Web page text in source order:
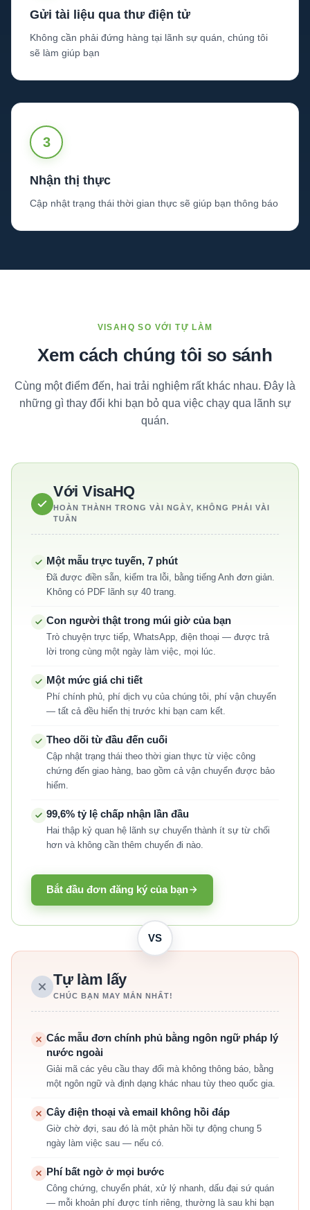
Gửi tài liệu qua thư điện tử
Không cần phải đứng hàng tại lãnh sự quán, chúng tôi
sẽ làm giúp bạn
3
Nhận thị thực
Cập nhật trạng thái thời gian thực sẽ giúp bạn thông báo
VISAHQ SO VỚI TỰ LÀM
Xem cách chúng tôi so sánh
Cùng một điểm đến, hai trải nghiệm rất khác nhau. Đây là
những gì thay đổi khi bạn bỏ qua việc chạy qua lãnh sự
quán.
Với VisaHQ
HOÀN THÀNH TRONG VÀI NGÀY, KHÔNG PHẢI VÀI
TUẦN
Một mẫu trực tuyến, 7 phút
Đã được điền sẵn, kiểm tra lỗi, bằng tiếng Anh đơn giản.
Không có PDF lãnh sự 40 trang.
Con người thật trong múi giờ của bạn
Trò chuyện trực tiếp, WhatsApp, điện thoại — được trả
lời trong cùng một ngày làm việc, mọi lúc.
Một mức giá chi tiết
Phí chính phủ, phí dịch vụ của chúng tôi, phí vận chuyển
— tất cả đều hiển thị trước khi bạn cam kết.
Theo dõi từ đầu đến cuối
Cập nhật trạng thái theo thời gian thực từ việc công
chứng đến giao hàng, bao gồm cả vận chuyển được bảo
hiểm.
99,6% tỷ lệ chấp nhận lần đầu
Hai thập kỷ quan hệ lãnh sự chuyển thành ít sự từ chối
hơn và không cần thêm chuyến đi nào.
Bắt đầu đơn đăng ký của bạn
Tự làm lấy
CHÚC BẠN MAY MẮN NHẤT!
Các mẫu đơn chính phủ bằng ngôn ngữ pháp lý
nước ngoài
Giải mã các yêu cầu thay đổi mà không thông báo, bằng
một ngôn ngữ và định dạng khác nhau tùy theo quốc gia.
Cây điện thoại và email không hồi đáp
Giờ chờ đợi, sau đó là một phản hồi tự động chung 5
ngày làm việc sau — nếu có.
Phí bất ngờ ở mọi bước
Công chứng, chuyển phát, xử lý nhanh, dấu đại sứ quán
— mỗi khoản phí được tính riêng, thường là sau khi bạn
VS